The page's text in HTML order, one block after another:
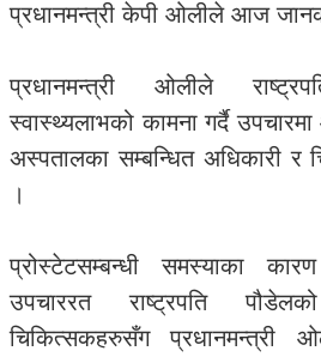
प्रधानमन्त्री केपी ओलीले आज
प्रधानमन्त्री ओलीले
स्वास्थ्यलाभको कामना गर्दै
अस्पतालका सम्बन्धित अधिकारी र
।
प्रोस्टेटसम्बन्धी समस्याका
उपचाररत राष्ट्रपति
चिकित्सकहरुसँग प्रधानमन्त्री